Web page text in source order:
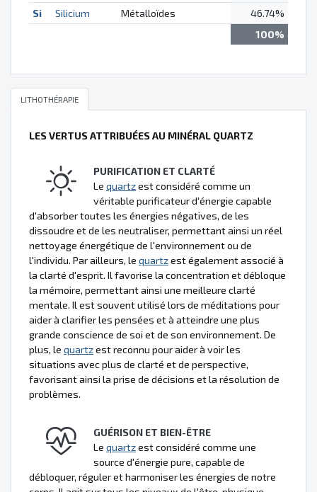
Si
Silicium Métalloïdes
46.74%
100%
LITHOTHÉRAPIE
LES VERTUS ATTRIBUÉES AU MINÉRAL QUARTZ
PURIFICATION ET CLARTÉ
Le quartzest considéré comme un
véritable purificateur d'énergie capable
d'absorber toutes les énergies négatives, de les
dissoudre et de les neutraliser, permettant ainsi un réel
nettoyage énergétique de l'environnement ou de
l'individu. Par ailleurs, le quartzest également associé à
la clarté d'esprit. Il favorise la concentration et débloque
la mémoire, permettant ainsi une meilleure clarté
mentale. Il est souvent utilisé lors de méditations pour
aider à clarifier les pensées et à atteindre une plus
grande conscience de soi et de son environnement. De
plus, le quartzest reconnu pour aider à voir les
situations avec plus de clarté et de perspective,
favorisant ainsi la prise de décisions et la résolution de
problèmes.
GUÉRISON ET BIEN-ÊTRE
Le quartzest considéré comme une
source d'énergie pure, capable de
débloquer, réguler et harmoniser les énergies de notre